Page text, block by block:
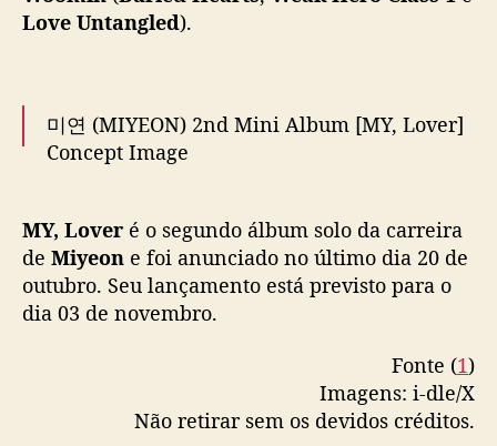
r
n
e
n
t
e
u
Love Untangled).
미연 (MIYEON) 2nd Mini Album [MY, Lover]
Concept Image
🔥 2025.11.03. 6PM (KST) #아이들 #idle#미연
#MIYEON#MY_Lover
pic.twitter.com/k8LfWGerQm
October 21,
MY, Lover é o segundo álbum solo da carreira
de Miyeon e foi anunciado no último dia 20 de
outubro. Seu lançamento está previsto para o
dia 03 de novembro.
Fonte (1)
Imagens: i-dle/X
Não retirar sem os devidos créditos.